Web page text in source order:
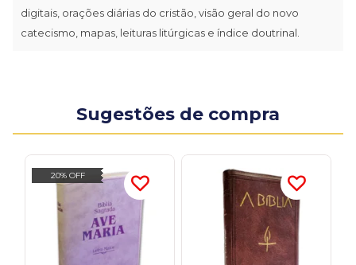
digitais, orações diárias do cristão, visão geral do novo
catecismo, mapas, leituras litúrgicas e índice doutrinal.
Sugestões de compra
20% OFF